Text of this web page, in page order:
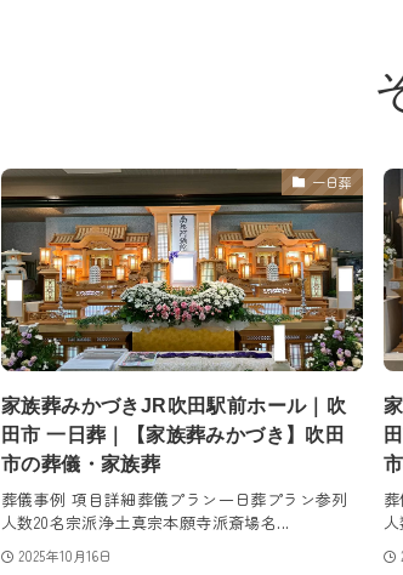
一日葬
家族葬みかづきJR吹田駅前ホール｜吹
田市 一日葬｜【家族葬みかづき】吹田
市の葬儀・家族葬
葬儀事例 項目詳細葬儀プラン一日葬プラン参列
人数20名宗派浄土真宗本願寺派斎場名...
2025年10月16日